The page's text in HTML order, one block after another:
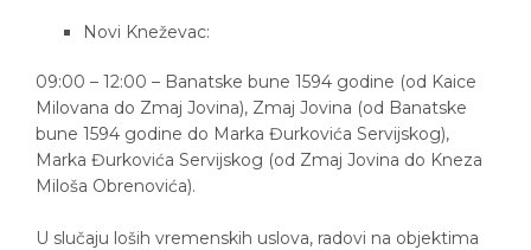
Novi Kneževac:
09:00 – 12:00 – Banatske bune 1594 godine (od Kaice
Milovana do Zmaj Jovina), Zmaj Jovina (od Banatske
bune 1594 godine do Marka Đurkovića Servijskog),
Marka Đurkovića Servijskog (od Zmaj Jovina do Kneza
Miloša Obrenovića).
U slučaju loših vremenskih uslova, radovi na objektima